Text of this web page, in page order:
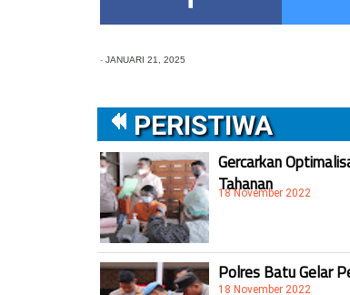
- JANUARI 21, 2025
PERISTIWA
Gercarkan
Tahanan
18 November 2022
Polres Batu Gelar
18 November 2022